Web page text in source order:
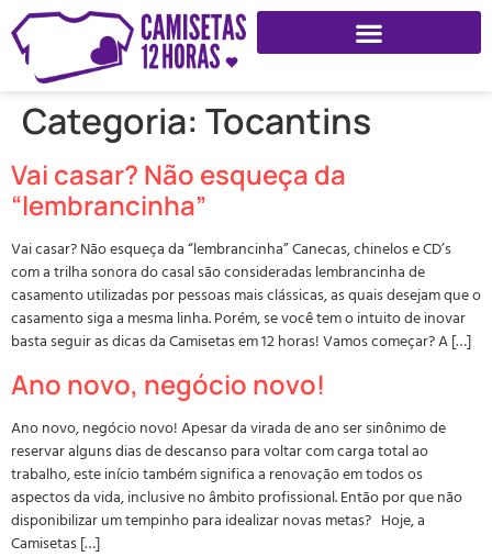
Categoria: Tocantins
Vai casar? Não esqueça da
“lembrancinha”
Vai casar? Não esqueça da “lembrancinha” Canecas, chinelos e CD’s
com a trilha sonora do casal são consideradas lembrancinha de
casamento utilizadas por pessoas mais clássicas, as quais desejam que o
casamento siga a mesma linha. Porém, se você tem o intuito de inovar
basta seguir as dicas da Camisetas em 12 horas! Vamos começar? A […]
Ano novo, negócio novo!
Ano novo, negócio novo! Apesar da virada de ano ser sinônimo de
reservar alguns dias de descanso para voltar com carga total ao
trabalho, este início também significa a renovação em todos os
aspectos da vida, inclusive no âmbito profissional. Então por que não
disponibilizar um tempinho para idealizar novas metas? Hoje, a
Camisetas […]